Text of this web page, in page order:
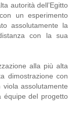
autorità dell’Egitto
un esperimento
assolutamente la
con la sua
alla più alta
dimostrazione con
assolutamente
équipe del progetto